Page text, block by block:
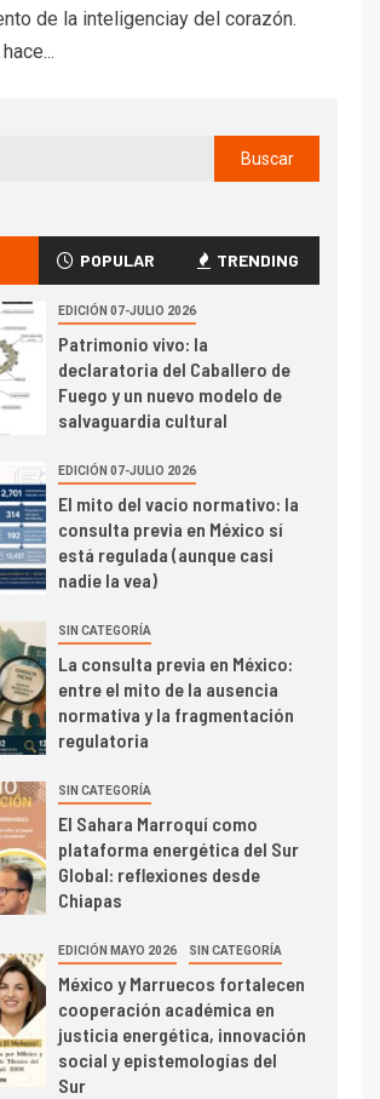
de la inteligenciay del corazón.
POPULAR TRENDING
EDICIÓN 07-JULIO 2026
Patrimonio vivo: la
declaratoria del Caballero de
Fuego y un nuevo modelo de
salvaguardia cultural
EDICIÓN 07-JULIO 2026
El mito del vacío normativo: la
consulta previa en México sí
está regulada (aunque casi
nadie la vea)
SIN CATEGORÍA
La consulta previa en México:
entre el mito de la ausencia
normativa y la fragmentación
regulatoria
SIN CATEGORÍA
El Sahara Marroquí como
plataforma energética del Sur
Global: reflexiones desde
Chiapas
EDICIÓN MAYO 2026 SIN CATEGORÍA
México y Marruecos fortalecen
cooperación académica en
justicia energética, innovación
social y epistemologías del
Sur